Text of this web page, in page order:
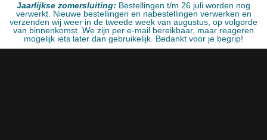
Jaarlijkse zomersluiting: Bestellingen t/m 26 juli worden nog
verwerkt. Nieuwe bestellingen en nabestellingen verwerken en
verzenden wij weer in de tweede week van augustus, op volgorde
van binnenkomst. We zijn per e-mail bereikbaar, maar reageren
mogelijk iets later dan gebruikelijk. Bedankt voor je begrip!